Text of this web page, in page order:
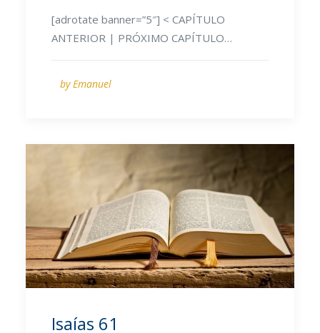
[adrotate banner=”5″] < CAPÍTULO
ANTERIOR | PRÓXIMO CAPÍTULO…
by Emanuel
Isaías 61